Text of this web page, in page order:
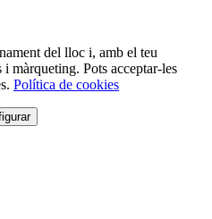
del lloc i, amb el teu
màrqueting. Pots acceptar-les
Política de cookies